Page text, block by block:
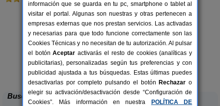
10+2 pers.
desde35 €
Casa Rural El Encuentro
Villalón de Campos (Valladolid)
Buscar
información que se guarda en tu pc, smartphone o tablet al
visitar el portal. Algunas son nuestras y otras pertenecen a
empresas externas que nos prestan servicios. Las activadas
y necesarias para que todo funcione correctamente son las
Cookies Técnicas y no necesitan de tu autorización. Al pulsar
el botónAceptar activarás el resto de cookies (analíticas y
publicitarias), personalizadas según tus preferencias y con
publicidad ajustada a tus búsquedas. Estas últimas puedes
desactivarlas por completo pulsando el botón Rechazar o
elegir su activación/desactivación desde “Configuración de
Cookies”. Más información en nuestra
POLÍTICA DE